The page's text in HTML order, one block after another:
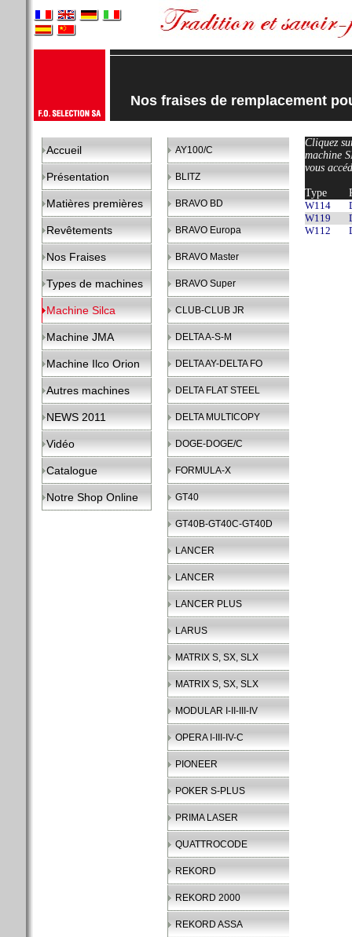
Nos fraises de remplacement
Accueil
Présentation
Matières premières
Revêtements
Nos Fraises
Types de machines
Machine Silca
Machine JMA
Machine Ilco Orion
Autres machines
NEWS 2011
Vidéo
Catalogue
Notre Shop Online
AY100/C
BLITZ
BRAVO BD
BRAVO Europa
BRAVO Master
BRAVO Super
CLUB-CLUB JR
DELTA A-S-M
DELTA AY-DELTA FO
DELTA FLAT STEEL
DELTA MULTICOPY
DOGE-DOGE/C
FORMULA-X
GT40
GT40B-GT40C-GT40D
LANCER
LANCER
LANCER PLUS
LARUS
MATRIX S, SX, SLX
MATRIX S, SX, SLX
MODULAR I-II-III-IV
OPERA I-III-IV-C
PIONEER
POKER S-PLUS
PRIMA LASER
QUATTROCODE
REKORD
REKORD 2000
REKORD ASSA
Cliquez
machine
vous
Type
W114
W119
W112